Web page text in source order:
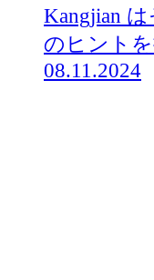
Kangjian
のヒントを
08.11.2024